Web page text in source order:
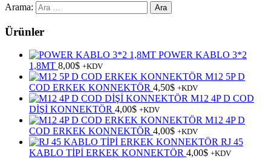
Arama:
Ürünler
POWER KABLO 3*2
1,8MT 8,00$ +KDV
M12 5P D
COD ERKEK KONNEKTÖR 4,50$ +KDV
M12 4P D COD
DİŞİ KONNEKTÖR 4,00$ +KDV
M12 4P D
COD ERKEK KONNEKTÖR 4,00$ +KDV
RJ 45
KABLO TİPİ ERKEK KONNEKTÖR 4,00$ +KDV